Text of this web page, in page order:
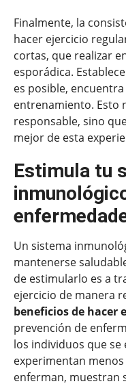
Finalmente, la
hacer ejercicio
cortas, que realizar
esporádica.
es posible,
entrenamiento. Esto
responsable, sino
mejor de esta
Estimula tu
Un sistema
mantenerse
de estimularlo es a
ejercicio de manera
beneficios de hacer
prevención de
los individuos que
experimentan
enferman, muestran